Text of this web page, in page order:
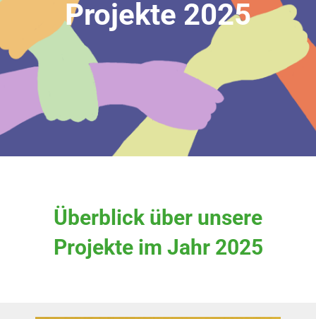
Bündnis
Jugendforum
Kontakt
Projekte 2025
Überblick über unsere
Projekte im Jahr 2025